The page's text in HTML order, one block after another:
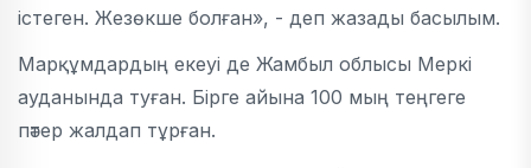
істеген. Жезөкше болған», - деп жазады басылым.
Марқұмдардың екеуі де Жамбыл облысы Меркі
ауданында туған. Бірге айына 100 мың теңгеге
пәтер жалдап тұрған.